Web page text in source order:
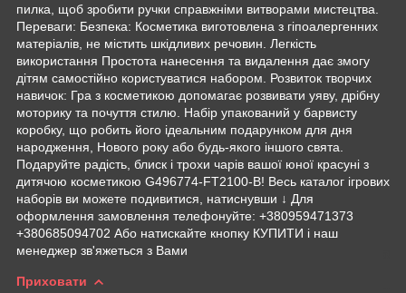
пилка, щоб зробити ручки справжніми витворами мистецтва.
Переваги: Безпека: Косметика виготовлена з гіпоалергенних
матеріалів, не містить шкідливих речовин. Легкість
використання Простота нанесення та видалення дає змогу
дітям самостійно користуватися набором. Розвиток творчих
навичок: Гра з косметикою допомагає розвивати уяву, дрібну
моторику та почуття стилю. Набір упакований у барвисту
коробку, що робить його ідеальним подарунком для дня
народження, Нового року або будь-якого іншого свята.
Подаруйте радість, блиск і трохи чарів вашої юної красуні з
дитячою косметикою G496774-FT2100-B! Весь каталог ігрових
наборів ви можете подивитися, натиснувши ↓ Для
оформлення замовлення телефонуйте: +380959471373
+380685094702 Або натискайте кнопку КУПИТИ і наш
менеджер зв'яжеться з Вами
Приховати